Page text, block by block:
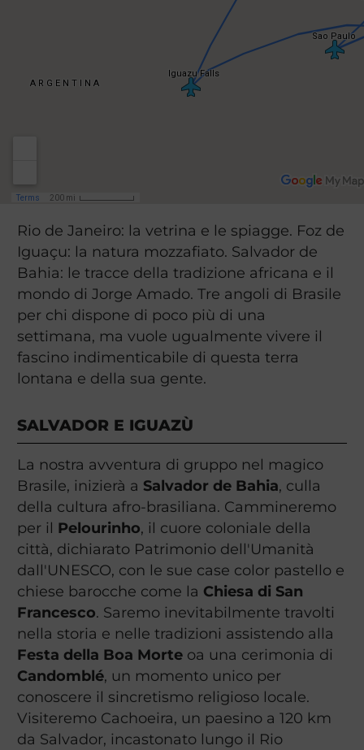
Rio de Janeiro: la vetrina e le spiagge. Foz de
Iguaçu: la natura mozzafiato. Salvador de
Bahia: le tracce della tradizione africana e il
mondo di Jorge Amado. Tre angoli di Brasile
per chi dispone di poco più di una
settimana, ma vuole ugualmente vivere il
fascino indimenticabile di questa terra
lontana e della sua gente.
SALVADOR E IGUAZÙ
La nostra avventura di gruppo nel magico
Brasile, inizierà a Salvador de Bahia, culla
della cultura afro-brasiliana. Cammineremo
per il Pelourinho, il cuore coloniale della
città, dichiarato Patrimonio dell'Umanità
dall'UNESCO, con le sue case color pastello e
chiese barocche come la Chiesa di San
Francesco. Saremo inevitabilmente travolti
nella storia e nelle tradizioni assistendo alla
Festa della Boa Morteoa una cerimonia di
Candomblé, un momento unico per
conoscere il sincretismo religioso locale.
Visiteremo Cachoeira, un paesino a 120 km
da Salvador, incastonato lungo il Rio